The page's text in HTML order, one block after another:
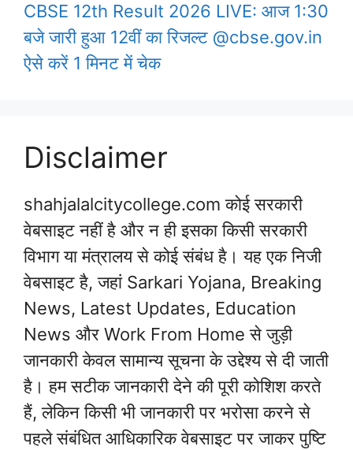
CBSE 12th Result 2026 LIVE: आज 1:30
बजे जारी हुआ 12वीं का रिजल्ट @cbse.gov.in
ऐसे करें 1 मिनट में चेक
Disclaimer
shahjalalcitycollege.com कोई सरकारी
वेबसाइट नहीं है और न ही इसका किसी सरकारी
विभाग या मंत्रालय से कोई संबंध है। यह एक निजी
वेबसाइट है, जहां Sarkari Yojana, Breaking
News, Latest Updates, Education
News और Work From Home से जुड़ी
जानकारी केवल सामान्य सूचना के उद्देश्य से दी जाती
है। हम सटीक जानकारी देने की पूरी कोशिश करते
हैं, लेकिन किसी भी जानकारी पर भरोसा करने से
पहले संबंधित आधिकारिक वेबसाइट पर जाकर पुष्टि